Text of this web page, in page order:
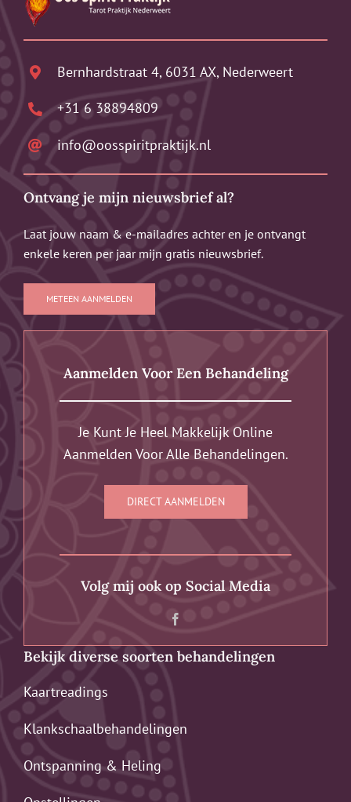
Bernhardstraat 4, 6031 AX, Nederweert
+31 6 38894809
info@oosspiritpraktijk.nl
Ontvang je mijn nieuwsbrief al?
Laat jouw naam & e-mailadres achter en je ontvangt
enkele keren per jaar mijn gratis nieuwsbrief.
METEEN AANMELDEN
Aanmelden Voor Een Behandeling
Je Kunt Je Heel Makkelijk Online
Aanmelden Voor Alle Behandelingen.
DIRECT AANMELDEN
Volg mij ook op Social Media
Bekijk diverse soorten behandelingen
Kaartreadings
Klankschaalbehandelingen
Ontspanning & Heling